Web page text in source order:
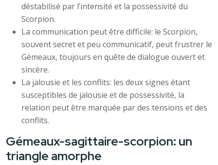
déstabilisé par l’intensité et la possessivité du
Scorpion.
La communication peut être difficile: le Scorpion,
souvent secret et peu communicatif, peut frustrer le
Gémeaux, toujours en quête de dialogue ouvert et
sincère.
La jalousie et les conflits: les deux signes étant
susceptibles de jalousie et de possessivité, la
relation peut être marquée par des tensions et des
conflits.
Gémeaux-sagittaire-scorpion: un
triangle amorphe